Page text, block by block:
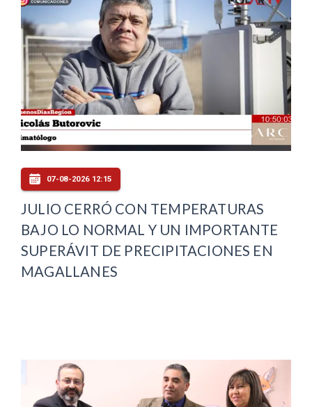
07-08-2026 12:15
JULIO CERRÓ CON TEMPERATURAS
BAJO LO NORMAL Y UN IMPORTANTE
SUPERÁVIT DE PRECIPITACIONES EN
MAGALLANES